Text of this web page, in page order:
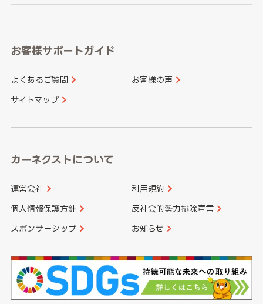
愛知県
和歌山県
山口県
香川県 愛媛県
長崎県
大分県 宮崎県
お客様サポートガイド
よくあるご質問 お客様の声
サイトマップ
カーネクストについて
運営会社 利用規約
個人情報保護方針 反社会的勢力排除宣言
スポンサーシップ お知らせ